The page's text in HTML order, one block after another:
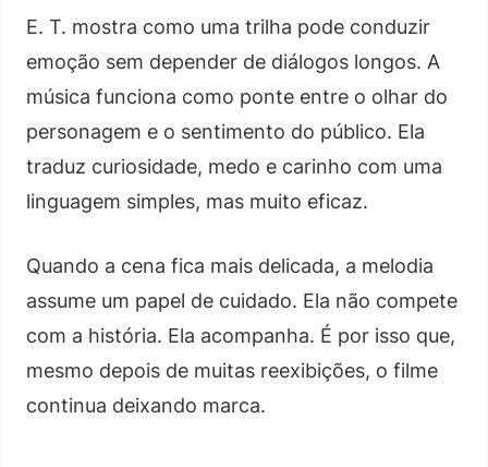
E. T. mostra como uma trilha pode conduzir
emoção sem depender de diálogos longos. A
música funciona como ponte entre o olhar do
personagem e o sentimento do público. Ela
traduz curiosidade, medo e carinho com uma
linguagem simples, mas muito eficaz.
Quando a cena fica mais delicada, a melodia
assume um papel de cuidado. Ela não compete
com a história. Ela acompanha. É por isso que,
mesmo depois de muitas reexibições, o filme
continua deixando marca.